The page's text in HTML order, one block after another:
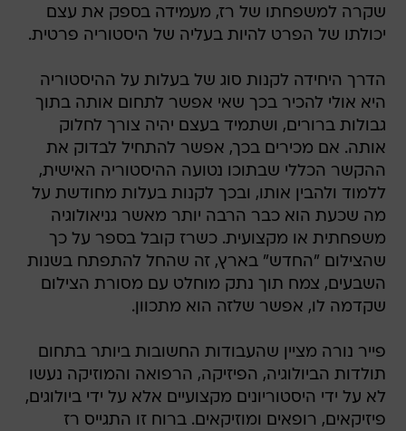
שקרה למשפחתו של רז, מעמידה בספק את עצם
יכולתו של הפרט להיות בעליה של היסטוריה פרטית.
הדרך היחידה לקנות סוג של בעלות על ההיסטוריה
היא אולי להכיר בכך שאי אפשר לתחום אותה בתוך
גבולות ברורים, ושתמיד בעצם יהיה צורך לחלוק
אותה. אם מכירים בכך, אפשר להתחיל לבדוק את
ההקשר הכללי שבתוכו נטועה ההיסטוריה האישית,
ללמוד ולהבין אותו, ובכך לקנות בעלות מחודשת על
מה שכעת הוא כבר הרבה יותר מאשר גניאולוגיה
משפחתית או מקצועית. כשרז קובל בספר על כך
שהצילום "החדש" בארץ, זה שהחל להתפתח בשנות
השבעים, צמח תוך נתק מוחלט עם מסורת הצילום
שקדמה לו, אפשר שלזה הוא מתכוון.
פייר נורה מציין שהעבודות החשובות ביותר בתחום
תולדות הביולוגיה, הפיזיקה, הרפואה והמוזיקה נעשו
לא על ידי היסטוריונים מקצועיים אלא על ידי ביולוגים,
פיזיקאים, רופאים ומוזיקאים. ברוח זו התגייס רז